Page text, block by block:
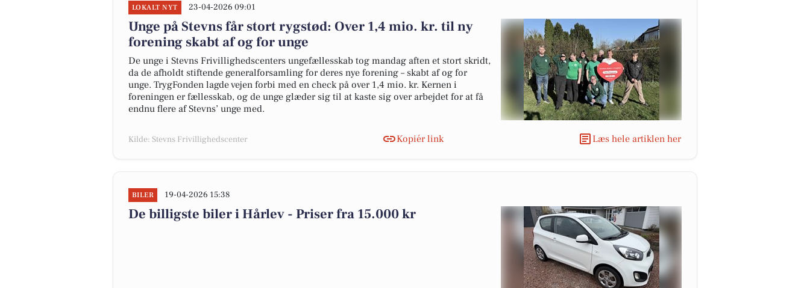
LOKALT NYT 23-04-2026 09:01
Unge på Stevns får stort rygstød: Over 1,4 mio. kr. til ny
forening skabt af og for unge
De unge i Stevns Frivillighedscenters ungefællesskab tog mandag aften et stort skridt,
da de afholdt stiftende generalforsamling for deres nye forening – skabt af og for
unge. TrygFonden lagde vejen forbi med en check på over 1,4 mio. kr. Kernen i
foreningen er fællesskab, og de unge glæder sig til at kaste sig over arbejdet for at få
endnu flere af Stevns’ unge med.
Kilde: Stevns Frivillighedscenter Kopiér link Læs hele artiklen her
BILER 19-04-2026 15:38
De billigste biler i Hårlev - Priser fra 15.000 kr